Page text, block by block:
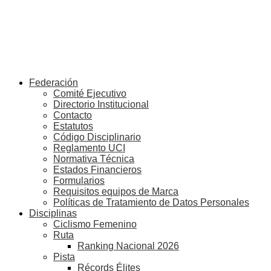
Federación
Comité Ejecutivo
Directorio Institucional
Contacto
Estatutos
Código Disciplinario
Reglamento UCI
Normativa Técnica
Estados Financieros
Formularios
Requisitos equipos de Marca
Políticas de Tratamiento de Datos Personales
Disciplinas
Ciclismo Femenino
Ruta
Ranking Nacional 2026
Pista
Récords Élites